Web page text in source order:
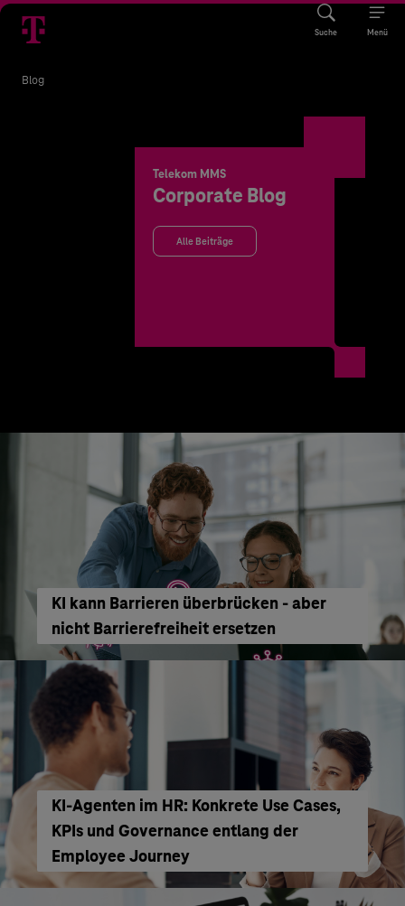
Suche Menü
Blog
Telekom MMS
Corporate Blog
Alle Beiträge
KI kann Barrieren überbrücken - aber
nicht Barrierefreiheit ersetzen
KI‑Agenten im HR: Konkrete Use Cases,
KPIs und Governance entlang der
Employee Journey